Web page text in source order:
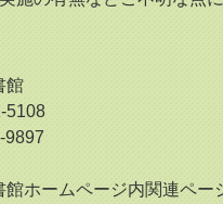
館
5108
9897
館ホームページ内関連ペー